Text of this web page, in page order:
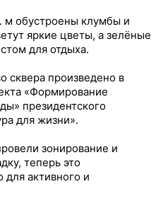
м обустроены клумбы и
яркие цветы, а зелёные
для отдыха.
сквера произведено в
«Формирование
президентского
для жизни».
зонирование и
теперь это
для активного и